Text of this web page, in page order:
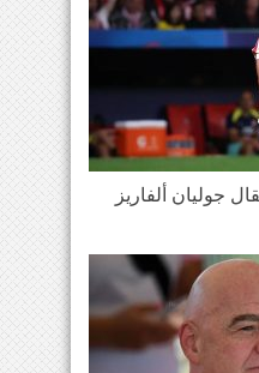
جوليان ألفاريز